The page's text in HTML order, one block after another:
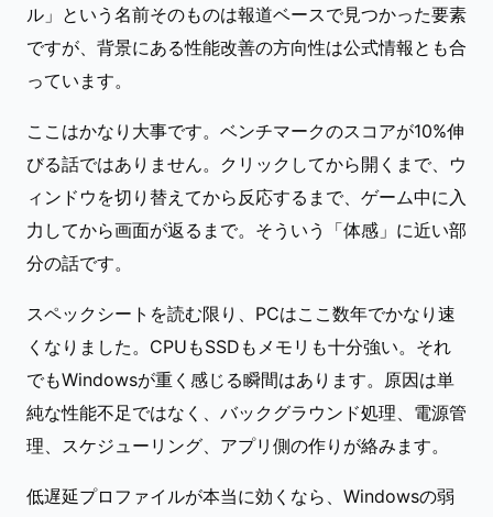
ル」という名前そのものは報道ベースで見つかった要素
ですが、背景にある性能改善の方向性は公式情報とも合
っています。
ここはかなり大事です。ベンチマークのスコアが10%伸
びる話ではありません。クリックしてから開くまで、ウ
ィンドウを切り替えてから反応するまで、ゲーム中に入
力してから画面が返るまで。そういう「体感」に近い部
分の話です。
スペックシートを読む限り、PCはここ数年でかなり速
くなりました。CPUもSSDもメモリも十分強い。それ
でもWindowsが重く感じる瞬間はあります。原因は単
純な性能不足ではなく、バックグラウンド処理、電源管
理、スケジューリング、アプリ側の作りが絡みます。
低遅延プロファイルが本当に効くなら、Windowsの弱